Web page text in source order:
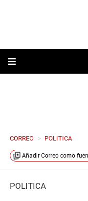
CORREO > POLITICA
Añadir Correo como
POLÍTICA